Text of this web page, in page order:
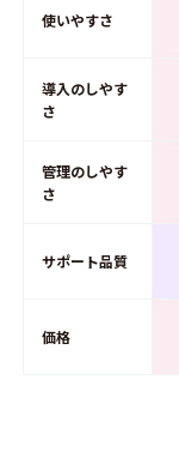
使いやすさ
導入のしやす
さ
管理のしやす
さ
サポート品質
価格